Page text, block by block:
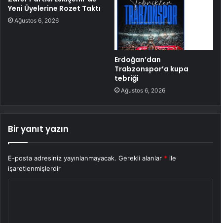
Yeni Üyelerine Rozet Taktı
Ağustos 6, 2026
Erdoğan’dan
Trabzonspor’a kupa
tebriği
Ağustos 6, 2026
Bir yanıt yazın
E-posta adresiniz yayınlanmayacak. Gerekli alanlar * ile
işaretlenmişlerdir